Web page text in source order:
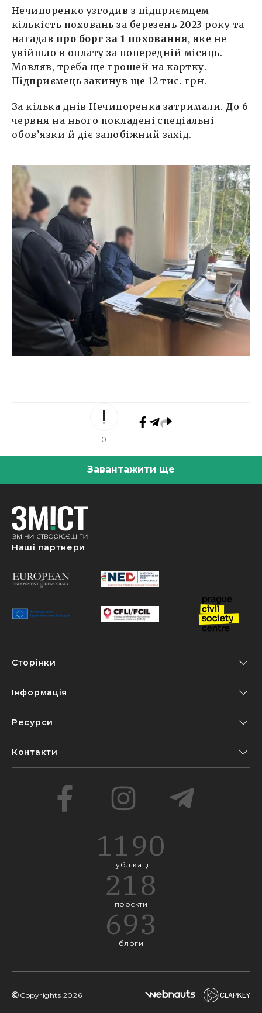
Нечипоренко узгодив з підприємцем
кількість поховань за березень 2023 року та
нагадав про борг за 1 поховання, яке не
увійшло в оплату за попередній місяць.
Мовляв, треба ще грошей на картку.
Підприємець закинув ще 12 тис. грн.
За кілька днів Нечипоренка затримали. До 6
червня на нього покладені спеціальні
обов’язки й діє запобіжний захід.
0
Завантажити ще
Наші партнери
Сторінки
Інформація
Ресурси
Контакти
1190
публікації
218
проєкти
693
блоги
Copyrights 2026